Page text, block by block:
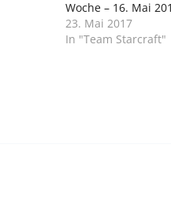
Woche – 16. Mai
23. Mai 2017
In "Team Starcraft"